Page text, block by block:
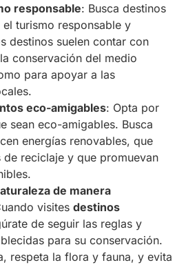
responsable: Busca destinos
turismo responsable y
destinos suelen contar con
conservación del medio
para apoyar a las
eco-amigables: Opta por
sean eco-amigables. Busca
energías renovables, que
reciclaje y que promuevan
de manera
visites destinos
de seguir las reglas y
para su conservación.
respeta la flora y fauna, y evita